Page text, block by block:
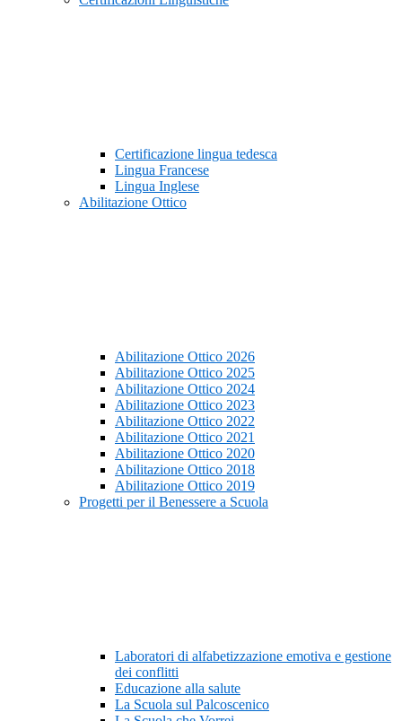
Certificazione lingua tedesca
Lingua Francese
Lingua Inglese
Abilitazione Ottico
Abilitazione Ottico 2026
Abilitazione Ottico 2025
Abilitazione Ottico 2024
Abilitazione Ottico 2023
Abilitazione Ottico 2022
Abilitazione Ottico 2021
Abilitazione Ottico 2020
Abilitazione Ottico 2018
Abilitazione Ottico 2019
Progetti per il Benessere a Scuola
Laboratori di alfabetizzazione emotiva e gestione
dei conflitti
Educazione alla salute
La Scuola sul Palcoscenico